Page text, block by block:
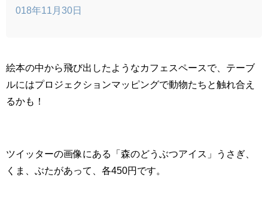
018年11月30日
絵本の中から飛び出したようなカフェスペースで、テーブ
ルにはプロジェクションマッピングで動物たちと触れ合え
るかも！
ツイッターの画像にある「森のどうぶつアイス」うさぎ、
くま、ぶたがあって、各450円です。